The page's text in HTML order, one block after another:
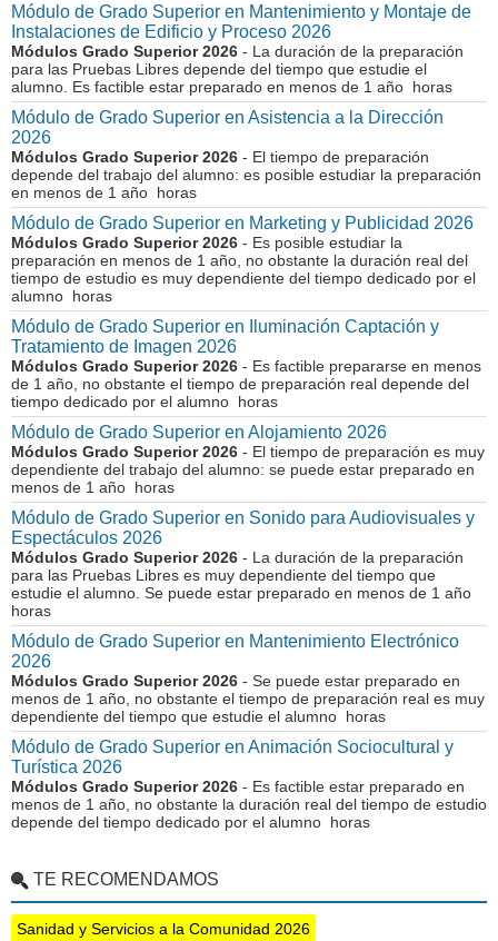
Módulo de Grado Superior en Mantenimiento y Montaje de
Instalaciones de Edificio y Proceso 2026
Módulos Grado Superior 2026 - La duración de la preparación
para las Pruebas Libres depende del tiempo que estudie el
alumno. Es factible estar preparado en menos de 1 año horas
Módulo de Grado Superior en Asistencia a la Dirección
2026
Módulos Grado Superior 2026 - El tiempo de preparación
depende del trabajo del alumno: es posible estudiar la preparación
en menos de 1 año horas
Módulo de Grado Superior en Marketing y Publicidad 2026
Módulos Grado Superior 2026 - Es posible estudiar la
preparación en menos de 1 año, no obstante la duración real del
tiempo de estudio es muy dependiente del tiempo dedicado por el
alumno horas
Módulo de Grado Superior en Iluminación Captación y
Tratamiento de Imagen 2026
Módulos Grado Superior 2026 - Es factible prepararse en menos
de 1 año, no obstante el tiempo de preparación real depende del
tiempo dedicado por el alumno horas
Módulo de Grado Superior en Alojamiento 2026
Módulos Grado Superior 2026 - El tiempo de preparación es muy
dependiente del trabajo del alumno: se puede estar preparado en
menos de 1 año horas
Módulo de Grado Superior en Sonido para Audiovisuales y
Espectáculos 2026
Módulos Grado Superior 2026 - La duración de la preparación
para las Pruebas Libres es muy dependiente del tiempo que
estudie el alumno. Se puede estar preparado en menos de 1 año
horas
Módulo de Grado Superior en Mantenimiento Electrónico
2026
Módulos Grado Superior 2026 - Se puede estar preparado en
menos de 1 año, no obstante el tiempo de preparación real es muy
dependiente del tiempo que estudie el alumno horas
Módulo de Grado Superior en Animación Sociocultural y
Turística 2026
Módulos Grado Superior 2026 - Es factible estar preparado en
menos de 1 año, no obstante la duración real del tiempo de estudio
depende del tiempo dedicado por el alumno horas
TE RECOMENDAMOS
Sanidad y Servicios a la Comunidad 2026